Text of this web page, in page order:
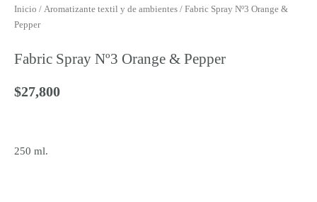
Inicio / Aromatizante textil y de ambientes / Fabric Spray Nº3 Orange &
Pepper
Fabric Spray Nº3 Orange & Pepper
$27,800
250 ml.